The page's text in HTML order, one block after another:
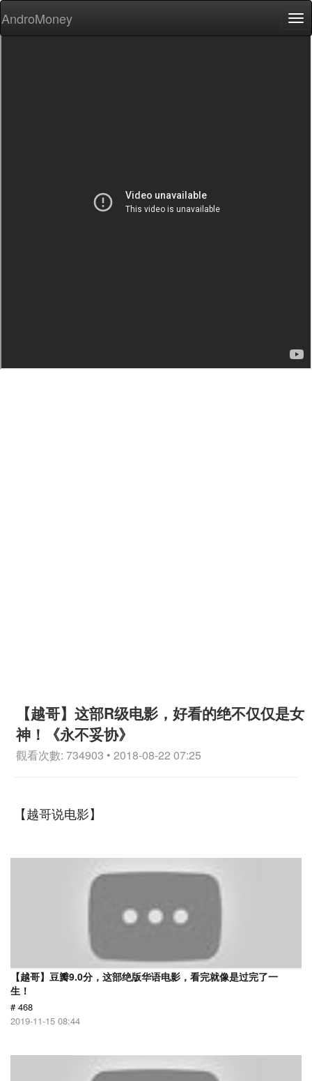
AndroMoney
【越哥】这部R级电影，好看的绝不仅仅是女
神！《永不妥协》
觀看次數: 734903 • 2018-08-22 07:25
【越哥说电影】
【越哥】豆瓣9.0分，这部绝版华语电影，看完就像是过完了一
生！
# 468
2019-11-15 08:44